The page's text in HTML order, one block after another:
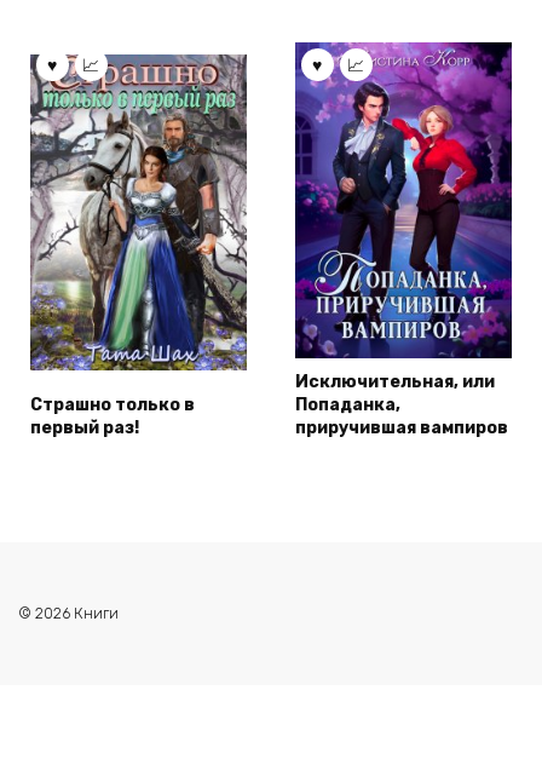
Страшно только в
первый раз!
Исключительная, или
Попаданка,
приручившая вампиров
© 2026 Книги